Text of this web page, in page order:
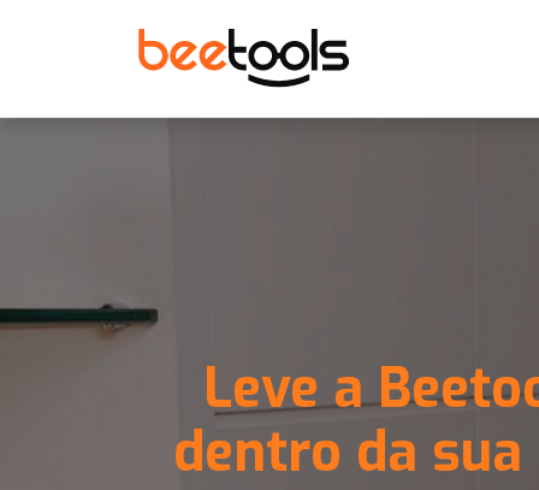
Leve a
dentro da